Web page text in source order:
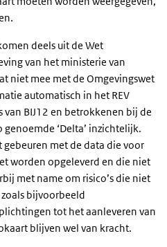
deels uit de Wet
van het ministerie van
niet mee met de Omgevingswet
automatisch in het REV
van BIJ12 en betrokkenen bij de
genoemde ‘Delta’ inzichtelijk.
gebeuren met de data die voor
worden opgeleverd en die niet
met name om risico’s die niet
bijvoorbeeld
tot het aanleveren van
blijven wel van kracht.